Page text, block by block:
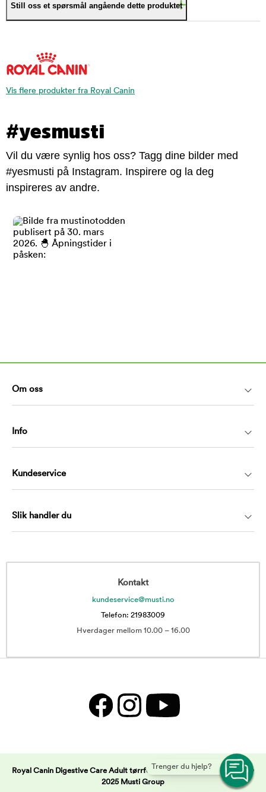
Still oss et spørsmål angående dette produktet
Vis flere produkter fra Royal Canin
#yesmusti
Vil du være synlig hos oss? Tagg dine bilder med
#yesmusti på Instagram. Inspirere og la deg
inspireres av andre.
Trenger du hjelp?
Om oss
Info
Kundeservice
Slik handler du
Kontakt
kundeservice@musti.no
Telefon: 21983009
Hverdager mellom 10.00 – 16.00
Royal Canin Digestive Care Adult tørrfôr til katt | Musti - Copyright ©
2025 Musti Group